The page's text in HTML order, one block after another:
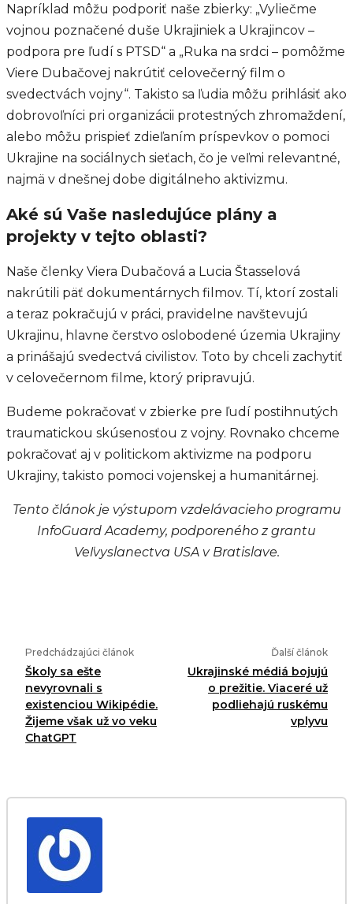
Napríklad môžu podporiť naše zbierky: „Vyliečme
vojnou poznačené duše Ukrajiniek a Ukrajincov –
podpora pre ľudí s PTSD“ a „Ruka na srdci – pomôžme
Viere Dubačovej nakrútiť celovečerný film o
svedectvách vojny“. Takisto sa ľudia môžu prihlásiť ako
dobrovoľníci pri organizácii protestných zhromaždení,
alebo môžu prispieť zdieľaním príspevkov o pomoci
Ukrajine na sociálnych sieťach, čo je veľmi relevantné,
najmä v dnešnej dobe digitálneho aktivizmu.
Aké sú Vaše nasledujúce plány a
projekty v tejto oblasti?
Naše členky Viera Dubačová a Lucia Štasselová
nakrútili päť dokumentárnych filmov. Tí, ktorí zostali
a teraz pokračujú v práci, pravidelne navštevujú
Ukrajinu, hlavne čerstvo oslobodené územia Ukrajiny
a prinášajú svedectvá civilistov. Toto by chceli zachytiť
v celovečernom filme, ktorý pripravujú.
Budeme pokračovať v zbierke pre ľudí postihnutých
traumatickou skúsenosťou z vojny. Rovnako chceme
pokračovať aj v politickom aktivizme na podporu
Ukrajiny, takisto pomoci vojenskej a humanitárnej.
Tento článok je výstupom vzdelávacieho programu
InfoGuard Academy, podporeného z grantu
Veľvyslanectva USA v Bratislave.
Predchádzajúci článok
Školy sa ešte
nevyrovnali s
existenciou Wikipédie.
Žijeme však už vo veku
ChatGPT
Ďalší článok
Ukrajinské médiá bojujú
o prežitie. Viaceré už
podliehajú ruskému
vplyvu